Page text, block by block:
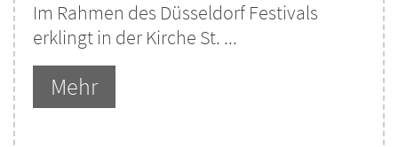
Im Rahmen des Düsseldorf Festivals
erklingt in der Kirche St. ...
Mehr